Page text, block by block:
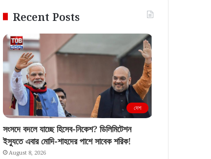
Recent Posts
দেশ
সংসদে বদলে যাচ্ছে হিসেব-নিকেশ? ডিলিমিটেশন
ইস্যুতে এবার মোদি-শাহদের পাশে সাবেক শরিক!
August 8, 2026